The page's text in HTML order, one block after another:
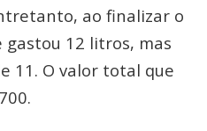
ao finalizar o
gastou 12 litros, mas
11. O valor total que